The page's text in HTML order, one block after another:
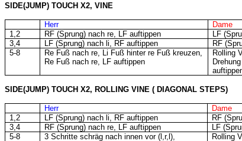
SIDE(JUMP) TOUCH X2, VINE
Herr
Dame
1,2
RF (Sprung) nach re, LF auftippen
LF
3,4
LF (Sprung) nach li, RF auftippen
RF
5-8
Re Fuß nach re, Li Fuß hinter re Fuß kreuzen,
Re Fuß nach re, LF auftippen
Rolling
S IDE(JUMP) TOUCH X2, ROLLING VINE ( DIAGONAL STEPS)
Herr
Dame
1,2
LF (Sprung) nach li, RF auftippen
RF
3,4
RF (Sprung) nach re, LF auftippen
LF
5-8
3 Schritte schräg nach innen vor (l,r,l), Rolling